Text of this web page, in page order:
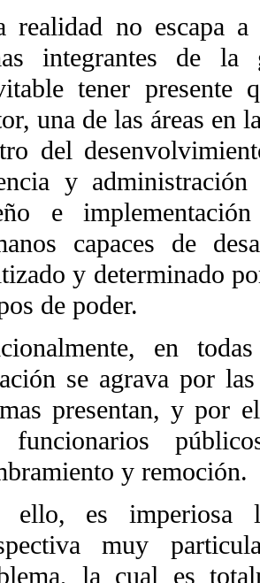
realidad no escapa
integrantes de
tener presente
una de las áreas en
del
y
e
capaces de
y determinado
de poder.
en
se agrava por
presentan, y por
funcionarios
y remoción.
ello, es imperiosa
muy
la cual es